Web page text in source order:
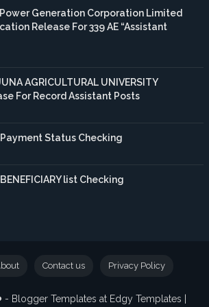
Generation Corporation Limited
Release For 339 AE “Assistant
AGRICULTURAL UNIVERSITY
For Record Assistant Posts
Status Checking
list Checking
- Blogger Templates at Edgy Templates |
Contact us Privacy Policy